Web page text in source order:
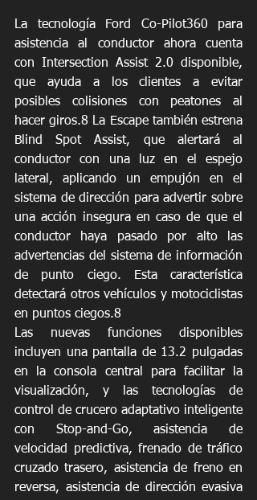
La tecnología Ford Co-Pilot360 para
asistencia al conductor ahora cuenta
con Intersection Assist 2.0 disponible,
que ayuda a los clientes a evitar
posibles colisiones con peatones al
hacer giros.8 La Escape también estrena
Blind Spot Assist, que alertará al
conductor con una luz en el espejo
lateral, aplicando un empujón en el
sistema de dirección para advertir sobre
una acción insegura en caso de que el
conductor haya pasado por alto las
advertencias del sistema de información
de punto ciego. Esta característica
detectará otros vehículos y motociclistas
en puntos ciegos.8
Las nuevas funciones disponibles
incluyen una pantalla de 13.2 pulgadas
en la consola central para facilitar la
visualización, y las tecnologías de
control de crucero adaptativo inteligente
con Stop-and-Go, asistencia de
velocidad predictiva, frenado de tráfico
cruzado trasero, asistencia de freno en
reversa, asistencia de dirección evasiva